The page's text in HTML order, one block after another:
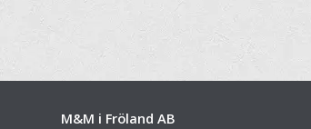
M&M i Fröland AB